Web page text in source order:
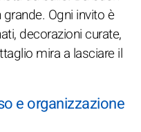
Ogni invito è
decorazioni curate,
mira a lasciare il
e organizzazione